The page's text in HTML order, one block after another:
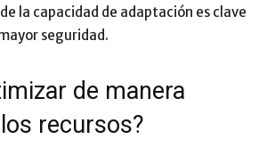
la capacidad de adaptación es clave
seguridad.
de manera
recursos?